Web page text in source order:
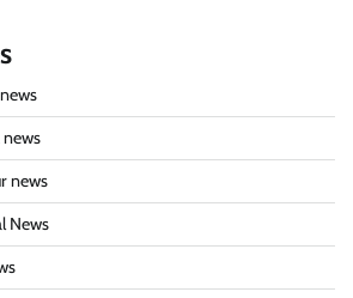
news
News